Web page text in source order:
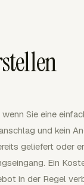
Sie eine
und kein
geliefert oder
Ein
in der Regel